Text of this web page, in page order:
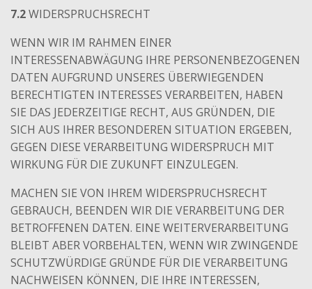
7.2WIDERSPRUCHSRECHT
WENN WIR IM RAHMEN EINER
INTERESSENABWÄGUNG IHRE PERSONENBEZOGENEN
DATEN AUFGRUND UNSERES ÜBERWIEGENDEN
BERECHTIGTEN INTERESSES VERARBEITEN, HABEN
SIE DAS JEDERZEITIGE RECHT, AUS GRÜNDEN, DIE
SICH AUS IHRER BESONDEREN SITUATION ERGEBEN,
GEGEN DIESE VERARBEITUNG WIDERSPRUCH MIT
WIRKUNG FÜR DIE ZUKUNFT EINZULEGEN.
MACHEN SIE VON IHREM WIDERSPRUCHSRECHT
GEBRAUCH, BEENDEN WIR DIE VERARBEITUNG DER
BETROFFENEN DATEN. EINE WEITERVERARBEITUNG
BLEIBT ABER VORBEHALTEN, WENN WIR ZWINGENDE
SCHUTZWÜRDIGE GRÜNDE FÜR DIE VERARBEITUNG
NACHWEISEN KÖNNEN, DIE IHRE INTERESSEN,